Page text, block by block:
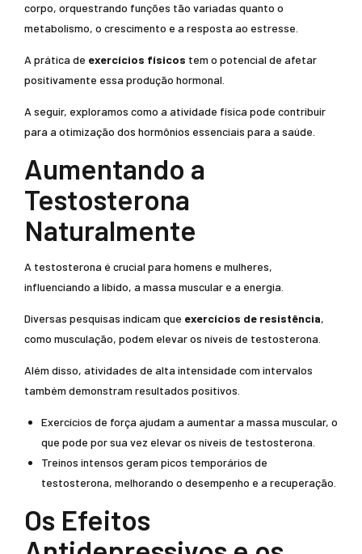
corpo, orquestrando funções tão variadas quanto o
metabolismo, o crescimento e a resposta ao estresse.
A prática de exercícios físicos tem o potencial de afetar
positivamente essa produção hormonal.
A seguir, exploramos como a atividade física pode contribuir
para a otimização dos hormônios essenciais para a saúde.
Aumentando a
Testosterona
Naturalmente
A testosterona é crucial para homens e mulheres,
influenciando a libido, a massa muscular e a energia.
Diversas pesquisas indicam que exercícios de resistência,
como musculação, podem elevar os níveis de testosterona.
Além disso, atividades de alta intensidade com intervalos
também demonstram resultados positivos.
Exercícios de força ajudam a aumentar a massa muscular, o
que pode por sua vez elevar os níveis de testosterona.
Treinos intensos geram picos temporários de
testosterona, melhorando o desempenho e a recuperação.
Os Efeitos